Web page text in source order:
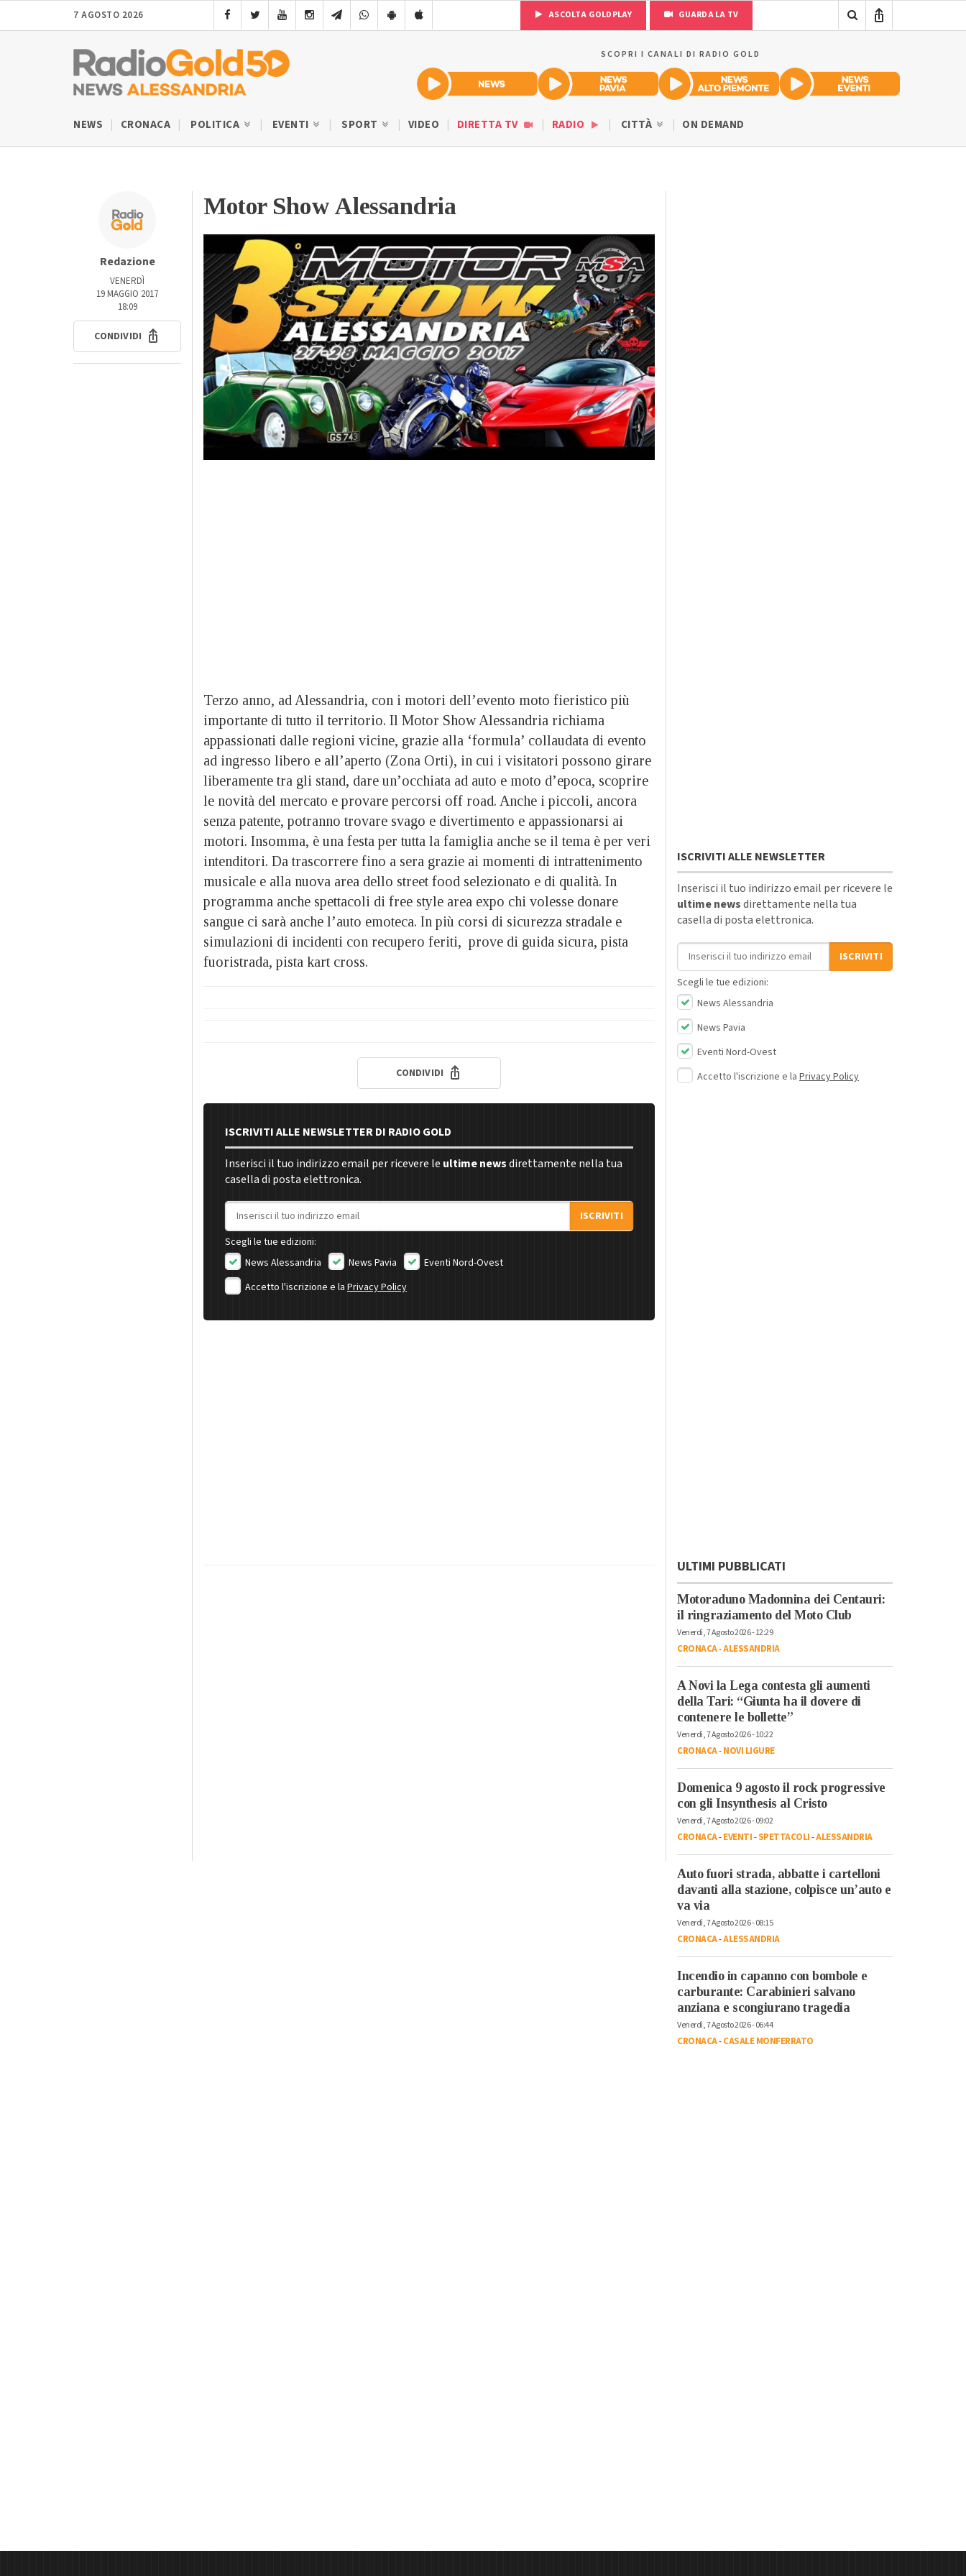
7 AGOSTO 2026 ASCOLTA GOLDPLAY GUARDA LA TV
SCOPRI I CANALI DI RADIO GOLD
NEWS CRONACA POLITICA EVENTI SPORT VIDEO DIRETTA TV RADIO CITTÀ ON DEMAND
Redazione
VENERDÌ
19 MAGGIO 2017
18:09
CONDIVIDI
Motor Show Alessandria
Terzo anno, ad Alessandria, con i motori dell’evento moto fieristico più
importante di tutto il territorio. Il Motor Show Alessandria richiama
appassionati dalle regioni vicine, grazie alla ‘formula’ collaudata di evento
ad ingresso libero e all’aperto (Zona Orti), in cui i visitatori possono girare
liberamente tra gli stand, dare un’occhiata ad auto e moto d’epoca, scoprire
le novità del mercato e provare percorsi off road. Anche i piccoli, ancora
senza patente, potranno trovare svago e divertimento e appassionarsi ai
motori. Insomma, è una festa per tutta la famiglia anche se il tema è per veri
intenditori. Da trascorrere fino a sera grazie ai momenti di intrattenimento
musicale e alla nuova area dello street food selezionato e di qualità. In
programma anche spettacoli di free style area expo chi volesse donare
sangue ci sarà anche l’auto emoteca. In più corsi di sicurezza stradale e
simulazioni di incidenti con recupero feriti, prove di guida sicura, pista
fuoristrada, pista kart cross.
CONDIVIDI
ISCRIVITI ALLE NEWSLETTER DI RADIO GOLD
Inserisci il tuo indirizzo email per ricevere le ultime newsdirettamente nella tua
casella di posta elettronica.
Indirizzo email
ISCRIVITI
Scegli le tue edizioni:
News Alessandria
News Pavia
Eventi Nord-Ovest
Accetto l'iscrizione e la Privacy Policy
ISCRIVITI ALLE NEWSLETTER
Inserisci il tuo indirizzo email per ricevere le
ultime newsdirettamente nella tua
casella di posta elettronica.
Indirizzo email
ISCRIVITI
Scegli le tue edizioni:
News Alessandria
News Pavia
Eventi Nord-Ovest
Accetto l'iscrizione e la Privacy Policy
ULTIMI PUBBLICATI
Motoraduno Madonnina dei Centauri:
il ringraziamento del Moto Club
Venerdì, 7 Agosto 2026 - 12:29
CRONACA-ALESSANDRIA
A Novi la Lega contesta gli aumenti
della Tari: “Giunta ha il dovere di
contenere le bollette”
Venerdì, 7 Agosto 2026 - 10:22
CRONACA-NOVI LIGURE
Domenica 9 agosto il rock progressive
con gli Insynthesis al Cristo
Venerdì, 7 Agosto 2026 - 09:02
CRONACA-EVENTI-SPETTACOLI-ALESSANDRIA
Auto fuori strada, abbatte i cartelloni
davanti alla stazione, colpisce un’auto e
va via
Venerdì, 7 Agosto 2026 - 08:15
CRONACA-ALESSANDRIA
Incendio in capanno con bombole e
carburante: Carabinieri salvano
anziana e scongiurano tragedia
Venerdì, 7 Agosto 2026 - 06:44
CRONACA-CASALE MONFERRATO